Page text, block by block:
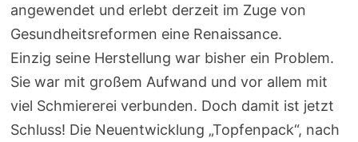
angewendet und erlebt derzeit im Zuge von
Gesundheitsreformen eine Renaissance.
Einzig seine Herstellung war bisher ein Problem.
Sie war mit großem Aufwand und vor allem mit
viel Schmiererei verbunden. Doch damit ist jetzt
Schluss! Die Neuentwicklung „Topfenpack“, nach